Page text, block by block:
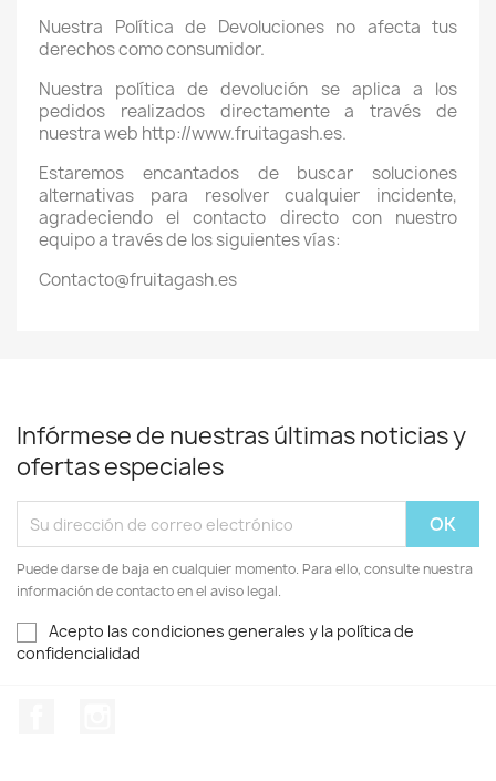
Nuestra Política de Devoluciones no afecta tus
derechos como consumidor.
Nuestra política de devolución se aplica a los
pedidos realizados directamente a través de
nuestra web http://www.fruitagash.es.
Estaremos encantados de buscar soluciones
alternativas para resolver cualquier incidente,
agradeciendo el contacto directo con nuestro
equipo a través de los siguientes vías:
Contacto@fruitagash.es
Infórmese de nuestras últimas noticias y
ofertas especiales
Puede darse de baja en cualquier momento. Para ello, consulte nuestra
información de contacto en el aviso legal.
Acepto las condiciones generales y la política de
confidencialidad